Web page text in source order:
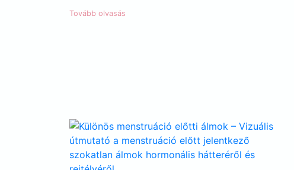
Tovább olvasás